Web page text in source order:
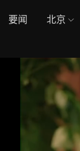
要闻 北京